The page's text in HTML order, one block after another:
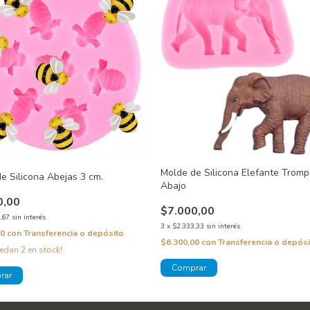
Silicona Abejas 3 cm.
sin interés
conTransferencia o depósito
2 en stock!
Molde de Silicona Elefante
Abajo
$7.000,00
3 x $2.333,33 sin interés
$6.300,00 conTransferencia o